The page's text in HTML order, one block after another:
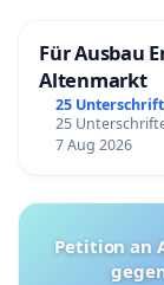
Für Ausbau
Altenmarkt
25
25
7 Aug 2026
Petition an